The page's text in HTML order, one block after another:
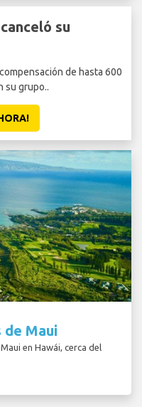
su
de hasta 600
su grupo..
Maui
en Hawái, cerca del